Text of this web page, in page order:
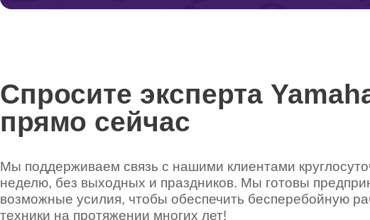
Спросите эксперта
прямо сейчас
Мы поддерживаем связь с нашими клиентами
неделю, без выходных и праздников. Мы готовы
возможные усилия, чтобы обеспечить бесперебойную
техники на протяжении многих лет!